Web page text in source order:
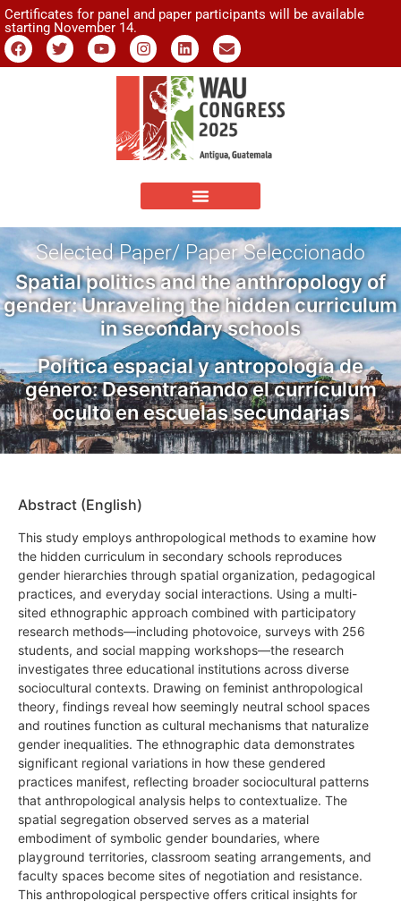
Certificates for panel and paper participants will be available
starting November 14.
Selected Paper/ Paper Seleccionado
Spatial politics and the anthropology of
gender: Unraveling the hidden curriculum
in secondary schools
Política espacial y antropología de
género: Desentrañando el currículum
oculto en escuelas secundarias
Abstract (English)
This study employs anthropological methods to examine how
the hidden curriculum in secondary schools reproduces
gender hierarchies through spatial organization, pedagogical
practices, and everyday social interactions. Using a multi-
sited ethnographic approach combined with participatory
research methods—including photovoice, surveys with 256
students, and social mapping workshops—the research
investigates three educational institutions across diverse
sociocultural contexts. Drawing on feminist anthropological
theory, findings reveal how seemingly neutral school spaces
and routines function as cultural mechanisms that naturalize
gender inequalities. The ethnographic data demonstrates
significant regional variations in how these gendered
practices manifest, reflecting broader sociocultural patterns
that anthropological analysis helps to contextualize. The
spatial segregation observed serves as a material
embodiment of symbolic gender boundaries, where
playground territories, classroom seating arrangements, and
faculty spaces become sites of negotiation and resistance.
This anthropological perspective offers critical insights for